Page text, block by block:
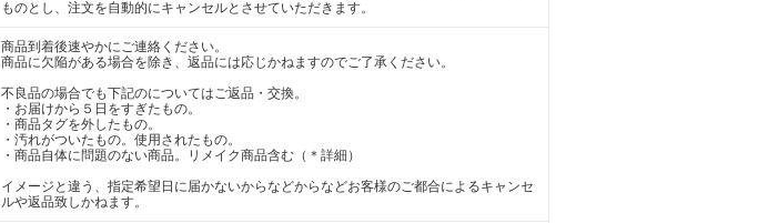
ものとし、注文を自動的にキャンセルとさせていただきます。
商品到着後速やかにご連絡ください。
商品に欠陥がある場合を除き、返品には応じかねますのでご了承ください。
不良品の場合でも下記のについてはご返品・交換。
・お届けから５日をすぎたもの。
・商品タグを外したもの。
・汚れがついたもの。使用されたもの。
・商品自体に問題のない商品。リメイク商品含む（＊詳細）
イメージと違う、指定希望日に届かないからなどからなどお客様のご都合によるキャンセ
ルや返品致しかねます。